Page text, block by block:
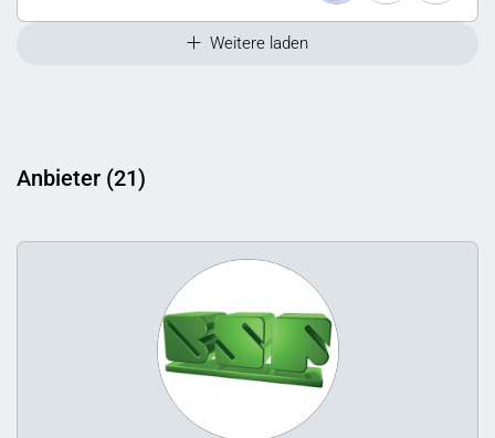
Weitere laden
Anbieter (21)